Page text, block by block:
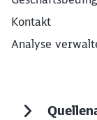
Kontakt
Analyse